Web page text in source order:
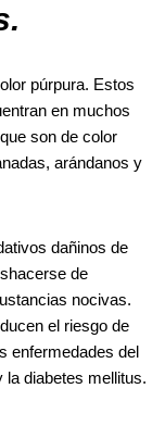
púrpura. Estos
en muchos
son de color
arándanos y
dañinos de
de
nocivas.
el riesgo de
enfermedades del
diabetes mellitus.